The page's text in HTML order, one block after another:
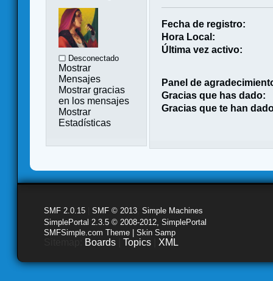
Desconectado
Mostrar
Mensajes
Mostrar gracias
en los mensajes
Mostrar
Estadísticas
Fecha de registro:
Hora Local:
Última vez activo:
Panel de
Gracias que has dado:
Gracias que te han
SMF 2.0.15 SMF © 2013 Simple Machines
SimplePortal 2.3.5 © 2008-2012, SimplePortal
SMFSimple.com Theme | Skin Samp
Boards Topics XML